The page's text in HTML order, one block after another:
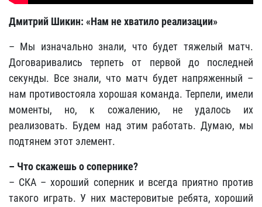
Дмитрий Шикин: «Нам не хватило реализации»
– Мы изначально знали, что будет тяжелый матч.
Договаривались терпеть от первой до последней
секунды. Все знали, что матч будет напряженный –
нам противостояла хорошая команда. Терпели, имели
моменты, но, к сожалению, не удалось их
реализовать. Будем над этим работать. Думаю, мы
подтянем этот элемент.
– Что скажешь о сопернике?
– СКА – хороший соперник и всегда приятно против
такого играть. У них мастеровитые ребята, хороший